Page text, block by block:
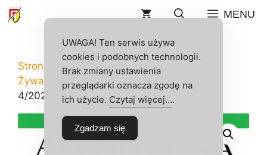
Przejdź
do
MENU
Strona główna/ Sklep / Archeologia
Żywa
Numery AŻ/ ARCHEOLOGIA ŻYWA
4/2020
UWAGA! Ten serwis używa
cookies i podobnych technologii.
Brak zmiany ustawienia
przeglądarki oznacza zgodę na
ich użycie. Czytaj więcej….
Zgadzam się